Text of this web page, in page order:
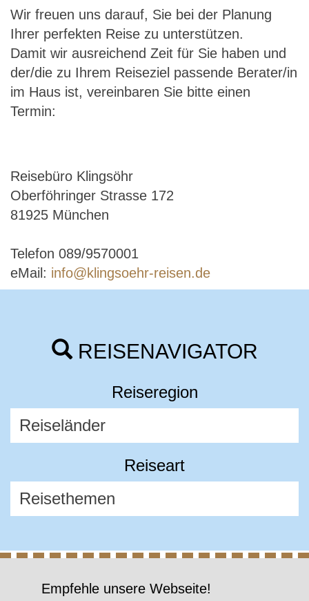
Wir freuen uns darauf, Sie bei der Planung
Ihrer perfekten Reise zu unterstützen.
Damit wir ausreichend Zeit für Sie haben und
der/die zu Ihrem Reiseziel passende Berater/in
im Haus ist, vereinbaren Sie bitte einen
Termin:
Reisebüro Klingsöhr
Oberföhringer Strasse 172
81925 München
Telefon 089/9570001
eMail: info@klingsoehr-reisen.de
REISENAVIGATOR
Reiseregion
Reiseart
Empfehle unsere Webseite!